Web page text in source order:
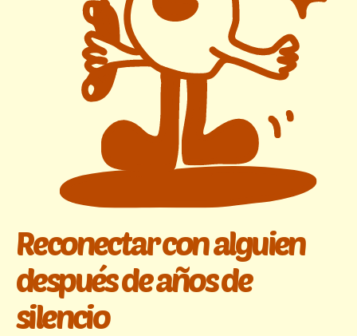
Reconectar con alguien
después de años de
silencio